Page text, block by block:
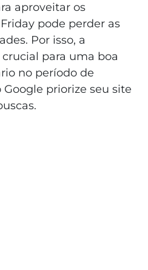
aproveitar os
pode perder as
Por isso, a
crucial para uma boa
no período de
priorize seu site